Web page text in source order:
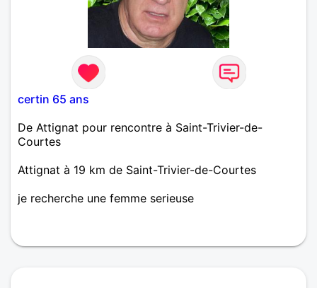
certin 65 ans
De Attignat pour rencontre à Saint-Trivier-de-
Courtes
Attignat à 19 km de Saint-Trivier-de-Courtes
je recherche une femme serieuse